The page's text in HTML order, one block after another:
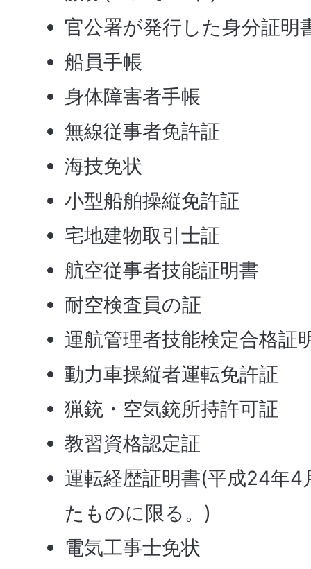
官公署が発行した身分証明
船員手帳
身体障害者手帳
無線従事者免許証
海技免状
小型船舶操縦免許証
宅地建物取引士証
航空従事者技能証明書
耐空検査員の証
運航管理者技能検定合格証
動力車操縦者運転免許証
猟銃・空気銃所持許可証
教習資格認定証
運転経歴証明書(平成24年4
たものに限る。)
電気工事士免状